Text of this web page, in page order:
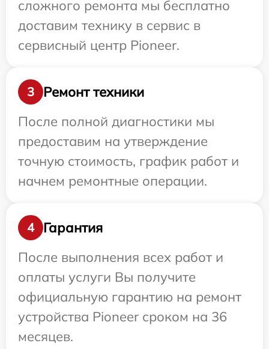
сложного ремонта мы бесплатно
доставим технику в сервис в
сервисный центр Pioneer.
3
Ремонт техники
После полной диагностики мы
предоставим на утверждение
точную стоимость, график работ и
начнем ремонтные операции.
4
Гарантия
После выполнения всех работ и
оплаты услуги Вы получите
официальную гарантию на ремонт
устройства Pioneer сроком на 36
месяцев.